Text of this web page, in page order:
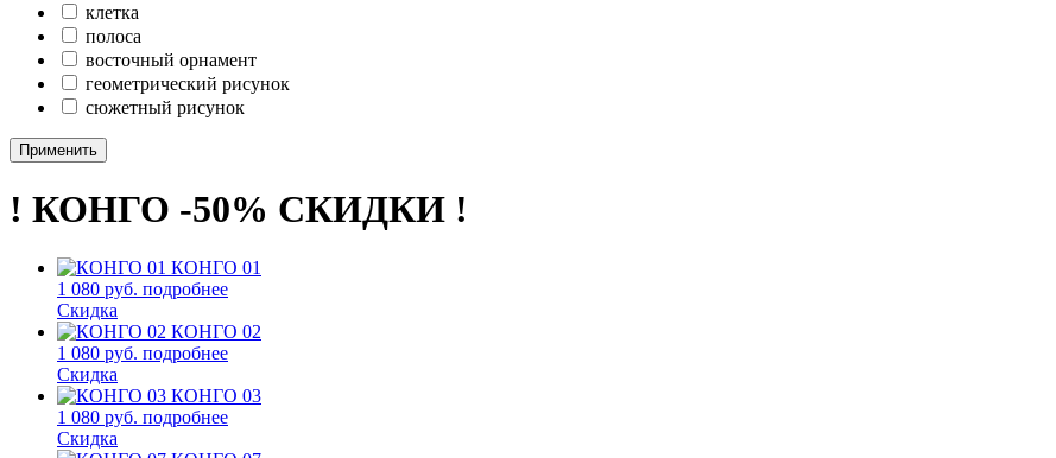
клетка
полоса
восточный орнамент
геометрический рисунок
сюжетный рисунок
Применить
! КОНГО -50% СКИДКИ !
КОНГО 01
1 080 руб. подробнее
Скидка
КОНГО 02
1 080 руб. подробнее
Скидка
КОНГО 03
1 080 руб. подробнее
Скидка